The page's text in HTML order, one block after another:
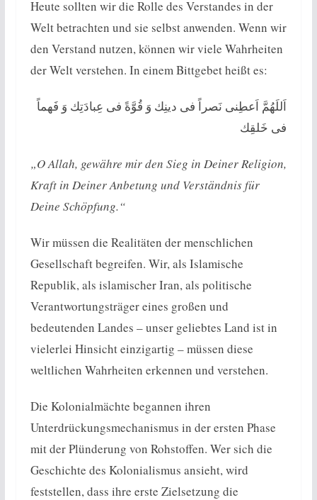
Heute sollten wir die Rolle des Verstandes in der
Welt betrachten und sie selbst anwenden. Wenn wir
den Verstand nutzen, können wir viele Wahrheiten
der Welt verstehen. In einem Bittgebet heißt es:
اَللَهُمَّ اَعطِنی نَصراً فی دینِك وَ قُوَّةً فی‌ عِبادَتِك وَ فَهماً
فی خَلقِك
„O Allah, gewähre mir den Sieg in Deiner Religion,
Kraft in Deiner Anbetung und Verständnis für
Deine Schöpfung.“
Wir müssen die Realitäten der menschlichen
Gesellschaft begreifen. Wir, als Islamische
Republik, als islamischer Iran, als politische
Verantwortungsträger eines großen und
bedeutenden Landes – unser geliebtes Land ist in
vielerlei Hinsicht einzigartig – müssen diese
weltlichen Wahrheiten erkennen und verstehen.
Die Kolonialmächte begannen ihren
Unterdrückungsmechanismus in der ersten Phase
mit der Plünderung von Rohstoffen. Wer sich die
Geschichte des Kolonialismus ansieht, wird
feststellen, dass ihre erste Zielsetzung die